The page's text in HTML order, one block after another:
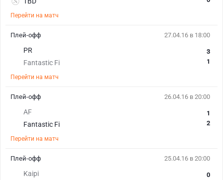
Перейти на матч
27.04.16 в 18:00
PR
Fantastic Fi
3
1
Перейти на матч
Плей-офф
26.04.16 в 20:00
AF
Fantastic Fi
1
2
Перейти на матч
Плей-офф
25.04.16 в 20:00
Kaipi
0
Плей-офф